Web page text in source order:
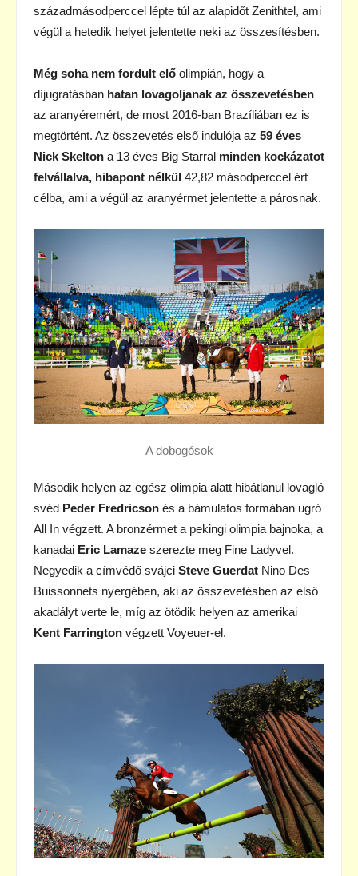
századmásodperccel lépte túl az alapidőt Zenithtel, ami
végül a hetedik helyet jelentette neki az összesítésben.
Még soha nem fordult elő olimpián, hogy a
díjugratásban hatan lovagoljanak az összevetésben
az aranyéremért, de most 2016-ban Brazíliában ez is
megtörtént. Az összevetés első indulója az 59 éves
Nick Skelton a 13 éves Big Starral minden kockázatot
felvállalva, hibapont nélkül 42,82 másodperccel ért
célba, ami a végül az aranyérmet jelentette a párosnak.
A dobogósok
Második helyen az egész olimpia alatt hibátlanul lovagló
svéd Peder Fredricson és a bámulatos formában ugró
All In végzett. A bronzérmet a pekingi olimpia bajnoka, a
kanadai Eric Lamaze szerezte meg Fine Ladyvel.
Negyedik a címvédő svájci Steve Guerdat Nino Des
Buissonnets nyergében, aki az összevetésben az első
akadályt verte le, míg az ötödik helyen az amerikai
Kent Farrington végzett Voyeuer-el.